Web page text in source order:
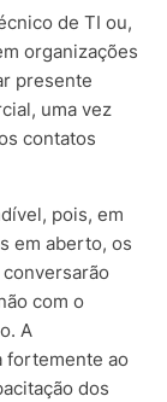
de TI ou,
organizações
presente
uma vez
contatos
pois, em
em aberto, os
com o
A
fortemente ao
dos